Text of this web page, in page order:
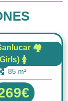
🏘️
🚺1 baño
85 m²